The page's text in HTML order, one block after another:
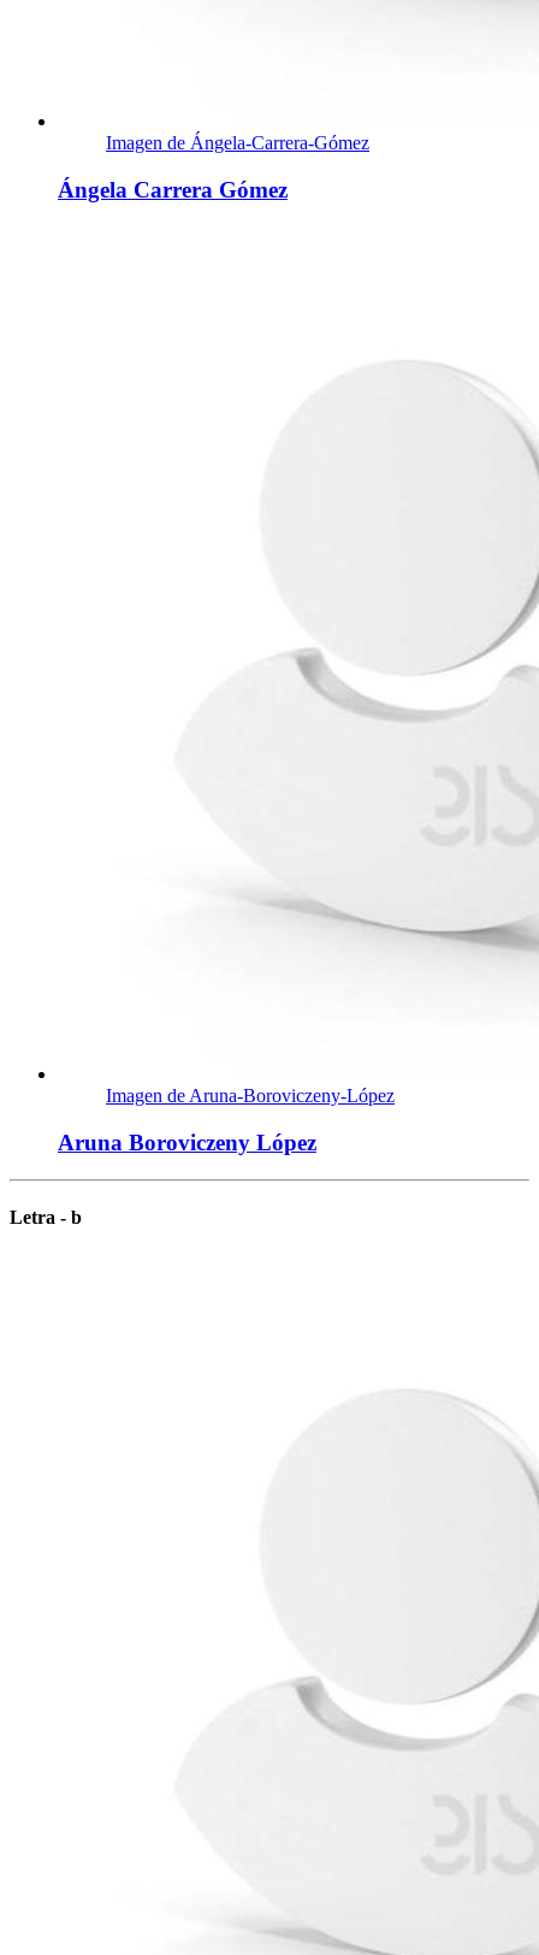
Imagen de Ángela-Carrera-Gómez
Ángela Carrera Gómez
Imagen de Aruna-Boroviczeny-López
Aruna Boroviczeny López
Letra - b